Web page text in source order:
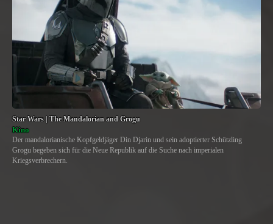
Star Wars | The Mandalorian and Grogu
Kino
Der mandalorianische Kopfgeldjäger Din Djarin und sein adoptierter Schützling
Grogu begeben sich für die Neue Republik auf die Suche nach imperialen
Kriegsverbrechern.